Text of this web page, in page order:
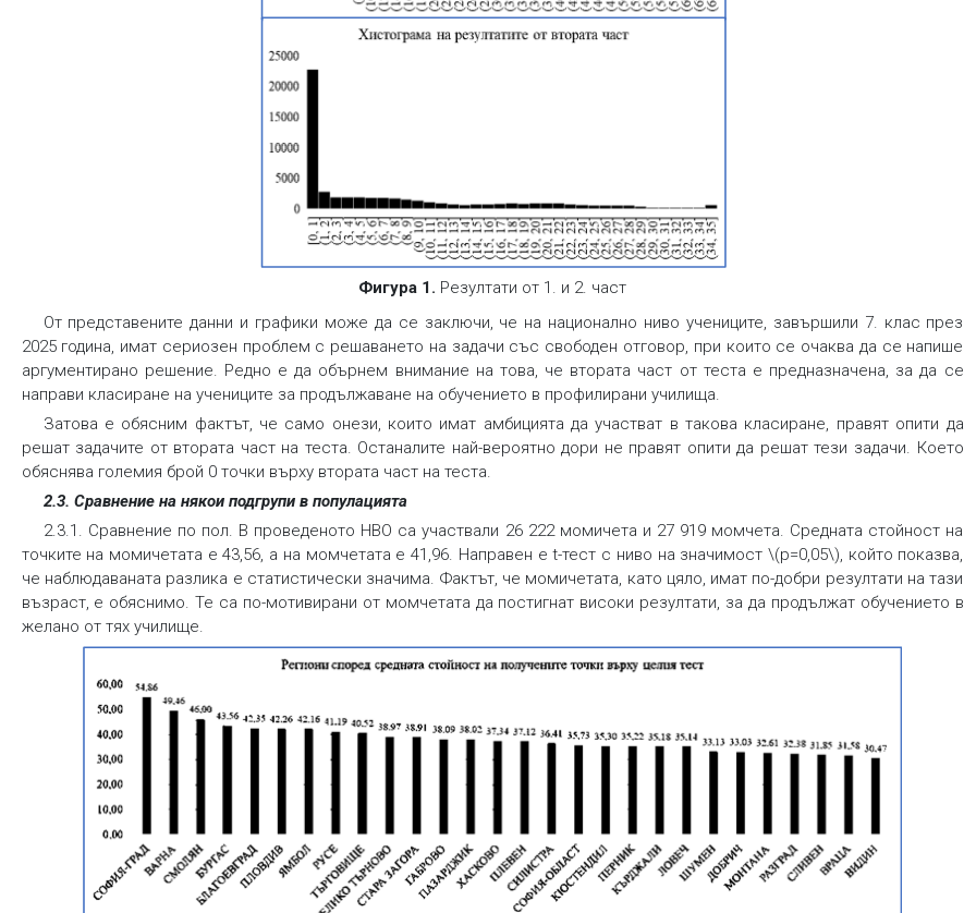
Фигура 1. Резултати от 1. и 2. част
От представените данни и графики може да се заключи, че на национално ниво учениците, завършили 7. клас през
2025 година, имат сериозен проблем с решаването на задачи със свободен отговор, при които се очаква да се напише
аргументирано решение. Редно е да обърнем внимание на това, че втората част от теста е предназначена, за да се
направи класиране на учениците за продължаване на обучението в профилирани училища.
Затова е обясним фактът, че само онези, които имат амбицията да участват в такова класиране, правят опити да
решат задачите от втората част на теста. Останалите най-вероятно дори не правят опити да решат тези задачи. Което
обяснява големия брой 0 точки върху втората част на теста.
2.3. Сравнение на някои подгрупи в популацията
2.3.1. Сравнение по пол. В проведеното НВО са участвали 26 222 момичета и 27 919 момчета. Средната стойност на
точките на момичетата е 43,56, а на момчетата е 41,96. Направен е t-тест с ниво на значимост \(p=0,05\), който показва,
че наблюдаваната разлика е статистически значима. Фактът, че момичетата, като цяло, имат по-добри резултати на тази
възраст, е обяснимо. Те са по-мотивирани от момчетата да постигнат високи резултати, за да продължат обучението в
желано от тях училище.